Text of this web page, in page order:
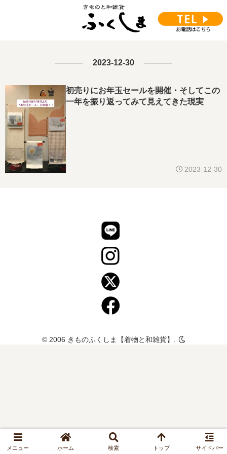
2023-12-30
初売りにお年玉セールを開催・そしてこの
一年を振り返ってみて見えてきた現実
2023-12-30
© 2006 きものふくしま【着物と和雑貨】.
メニュー ホーム 検索 トップ サイドバー